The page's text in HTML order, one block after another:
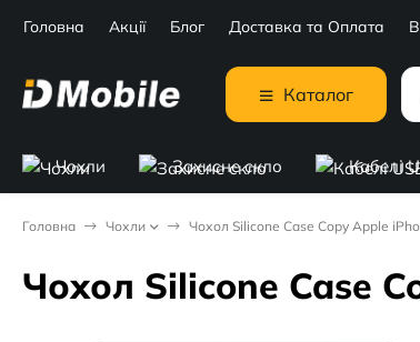
Головна Акції Блог Доставка та Оплата
Каталог
Чохли Захисне скло Кабелі
Головна Чохли Чохол Silicone Case Copy Apple
Чохол Silicone Case